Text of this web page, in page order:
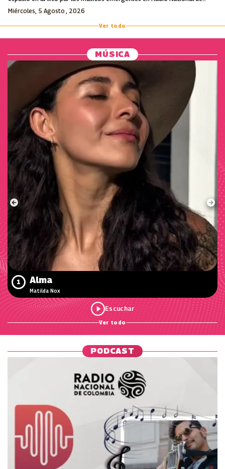
Colombia.
Miércoles, 5 Agosto , 2026
Ver todo
MÚSICA
1
Matilda Nox
Alma
Ver todo
PODCAST